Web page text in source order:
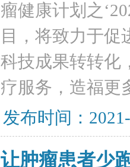
瘤健康计划之
目，将致力于促
科技成果转转化
疗服务，造福更
发布时间：
让肿瘤患者少